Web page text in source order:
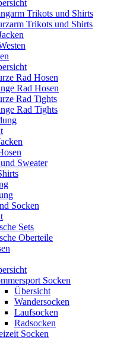
Trikots und Shirts
Trikots und Shirts
Rad Hosen
Rad Hosen
Rad Tights
Rad Tights
Sweater
Socken
Sets
Oberteile
Socken
Übersicht
Wandersocken
Laufsocken
Radsocken
Socken